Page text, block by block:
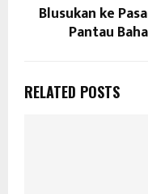
Blusukan ke
Pantau
RELATED POSTS